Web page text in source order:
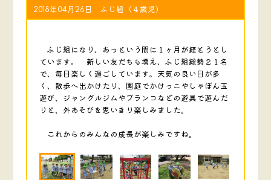
2018年04月26日 ふじ組（４歳児）
ふじ組になり、あっという間に１ヶ月が経とうとし
ています。 新しい友だちも増え、ふじ組総勢２１名
で、毎日楽しく過ごしています。天気の良い日が多
く、散歩へ出かけたり、園庭でかけっこやしゃぼん玉
遊び、ジャングルジムやブランコなどの遊具で遊んだ
りと、外あそびを思いきり楽しみました。
これからのみんなの成長が楽しみですね。